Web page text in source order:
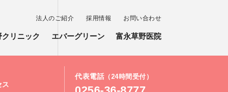
リニック エバーグリーン 富永草野医院
法人のご紹介 採用情報 お問い合わせ
ス
代表電話 （24時間受付）